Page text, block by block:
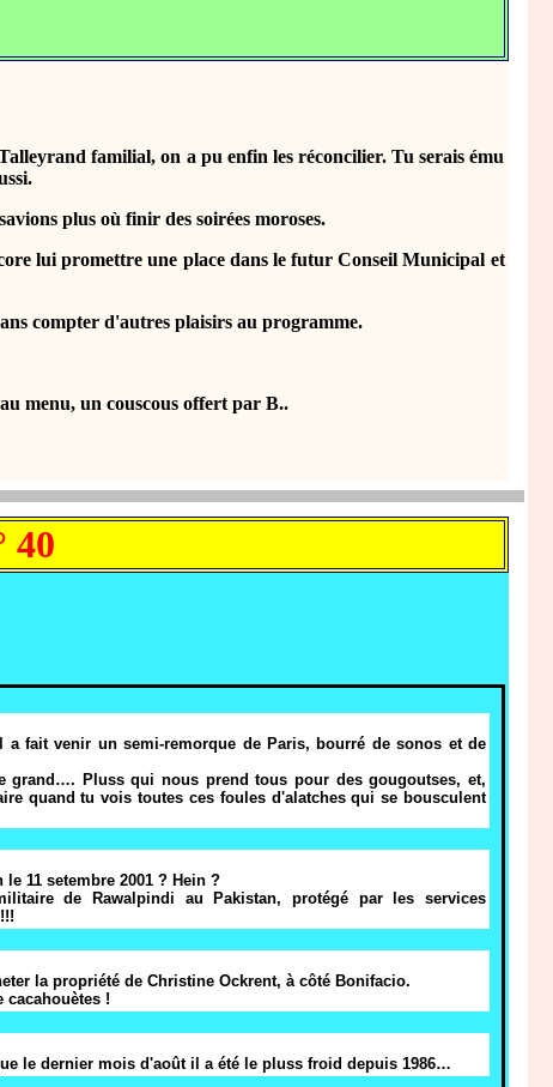
familial, on a pu enfin les réconcilier. Tu serais ému
plus où finir des soirées moroses.
lui promettre une place dans le futur Conseil Municipal et
compter d'autres plaisirs au programme.
menu, un couscous offert par B..
a fait venir un semi-remorque de Paris, bourré de sonos et de
grand…. Pluss qui nous prend tous pour des gougoutses, et,
quand tu vois toutes ces foules d'alatches qui se bousculent
11 setembre 2001 ? Hein ?
de Rawalpindi au Pakistan, protégé par les services
la propriété de Christine Ockrent, à côté Bonifacio.
cacahouètes !
le dernier mois d'août il a été le pluss froid depuis 1986…